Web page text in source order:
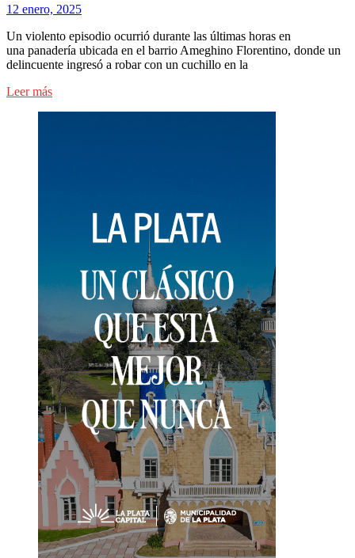
12 enero, 2025
Un violento episodio ocurrió durante las últimas horas en
una panadería ubicada en el barrio Ameghino Florentino, donde un
delincuente ingresó a robar con un cuchillo en la
Leer más